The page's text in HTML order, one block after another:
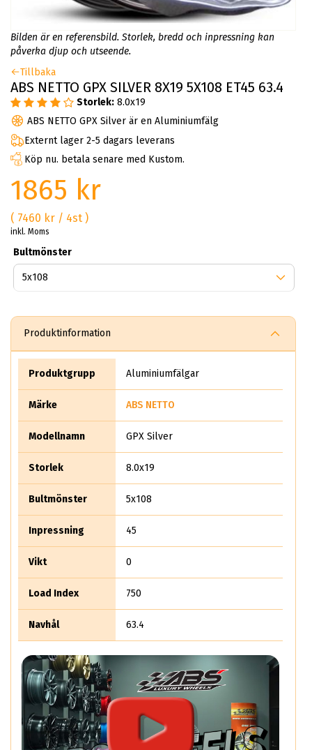
Bilden är en referensbild. Storlek, bredd och inpressning kan
påverka djup och utseende.
Tillbaka
ABS NETTO GPX SILVER 8X19 5X108 ET45 63.4
Storlek: 8.0x19
ABS NETTO GPX Silver är en Aluminiumfälg
Externt lager 2-5 dagars leverans
Köp nu. betala senare med Kustom.
1865 kr
( 7460 kr / 4st )
inkl. Moms
Bultmönster
Produktinformation
Produktgrupp Aluminiumfälgar
Märke ABS NETTO
Modellnamn GPX Silver
Storlek 8.0x19
Bultmönster 5x108
Inpressning 45
Vikt 0
Load Index 750
Navhål 63.4